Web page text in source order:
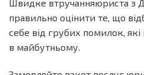
Швидке втручанняюриста з
правильно оцінити те, що
себе від грубих помилок,
в майбутньому.